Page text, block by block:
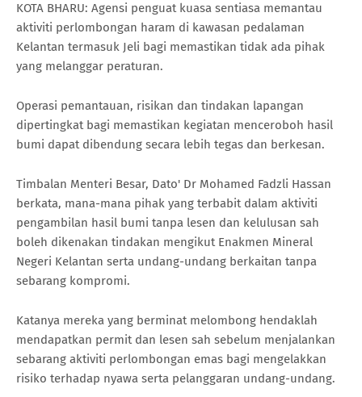
KOTA BHARU: Agensi penguat kuasa sentiasa memantau
aktiviti perlombongan haram di kawasan pedalaman
Kelantan termasuk Jeli bagi memastikan tidak ada pihak
yang melanggar peraturan.
Operasi pemantauan, risikan dan tindakan lapangan
dipertingkat bagi memastikan kegiatan menceroboh hasil
bumi dapat dibendung secara lebih tegas dan berkesan.
Timbalan Menteri Besar, Dato' Dr Mohamed Fadzli Hassan
berkata, mana-mana pihak yang terbabit dalam aktiviti
pengambilan hasil bumi tanpa lesen dan kelulusan sah
boleh dikenakan tindakan mengikut Enakmen Mineral
Negeri Kelantan serta undang-undang berkaitan tanpa
sebarang kompromi.
Katanya mereka yang berminat melombong hendaklah
mendapatkan permit dan lesen sah sebelum menjalankan
sebarang aktiviti perlombongan emas bagi mengelakkan
risiko terhadap nyawa serta pelanggaran undang-undang.